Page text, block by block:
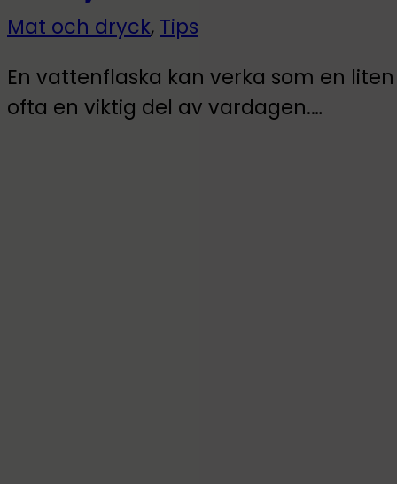
Mat och dryck, Tips
En vattenflaska kan verka som en
ofta en viktig del av vardagen.…